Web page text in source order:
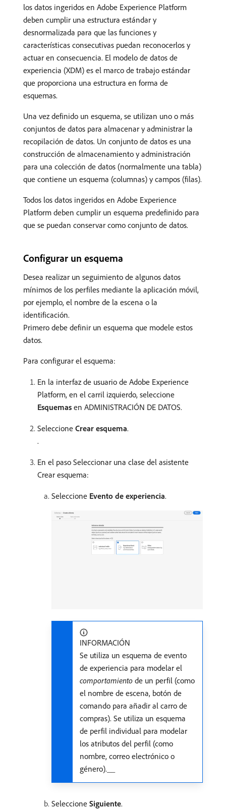
los datos ingeridos en Adobe Experience Platform
deben cumplir una estructura estándar y
desnormalizada para que las funciones y
características consecutivas puedan reconocerlos y
actuar en consecuencia. El modelo de datos de
experiencia (XDM) es el marco de trabajo estándar
que proporciona una estructura en forma de
esquemas.
Una vez definido un esquema, se utilizan uno o más
conjuntos de datos para almacenar y administrar la
recopilación de datos. Un conjunto de datos es una
construcción de almacenamiento y administración
para una colección de datos (normalmente una tabla)
que contiene un esquema (columnas) y campos (filas).
Todos los datos ingeridos en Adobe Experience
Platform deben cumplir un esquema predefinido para
que se puedan conservar como conjunto de datos.
Configurar un esquema
Desea realizar un seguimiento de algunos datos
mínimos de los perfiles mediante la aplicación móvil,
por ejemplo, el nombre de la escena o la
identificación.
Primero debe definir un esquema que modele estos
datos.
Para configurar el esquema:
En la interfaz de usuario de Adobe Experience
Platform, en el carril izquierdo, seleccione
Esquemas en ADMINISTRACIÓN DE DATOS.
Seleccione Crear esquema.
.
En el paso Seleccionar una clase del asistente
Crear esquema:
Seleccione Evento de experiencia.
INFORMACIÓN
Se utiliza un esquema de evento
de experiencia para modelar el
comportamiento de un perfil (como
el nombre de escena, botón de
comando para añadir al carro de
compras). Se utiliza un esquema
de perfil individual para modelar
los atributos del perfil (como
nombre, correo electrónico o
género).__
Seleccione Siguiente.